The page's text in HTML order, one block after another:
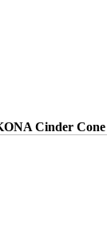
Cinder Cone